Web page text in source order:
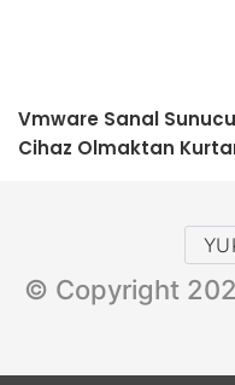
Vmware Sanal Sunucu
Cihaz Olmaktan
© Copyright